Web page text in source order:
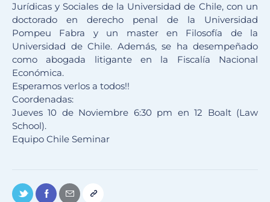
Jurídicas y Sociales de la Universidad de Chile, con un
doctorado en derecho penal de la Universidad
Pompeu Fabra y un master en Filosofía de la
Universidad de Chile. Además, se ha desempeñado
como abogada litigante en la Fiscalía Nacional
Económica.
Esperamos verlos a todos!!
Coordenadas:
Jueves 10 de Noviembre 6:30 pm en 12 Boalt (Law
School).
Equipo Chile Seminar